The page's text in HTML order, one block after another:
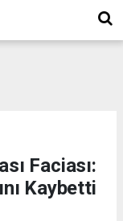
Faciası:
Kaybetti